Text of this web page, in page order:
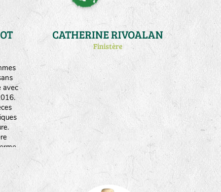
avec
choix
CATHERINE RIVOALAN
Finistère